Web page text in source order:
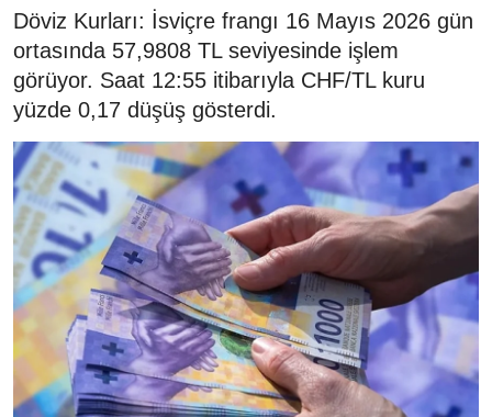
Döviz Kurları: İsviçre frangı 16 Mayıs 2026 gün
ortasında 57,9808 TL seviyesinde işlem
görüyor. Saat 12:55 itibarıyla CHF/TL kuru
yüzde 0,17 düşüş gösterdi.